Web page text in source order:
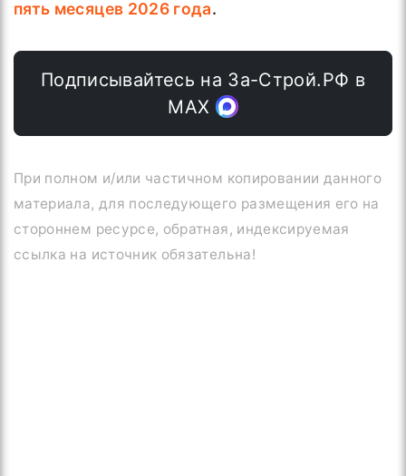
пять месяцев 2026 года.
Подписывайтесь на За-Строй.РФ в
МАХ
При полном и/или частичном копировании данного
материала, для последующего размещения его на
стороннем ресурсе, обратная, индексируемая
ссылка на источник обязательна!